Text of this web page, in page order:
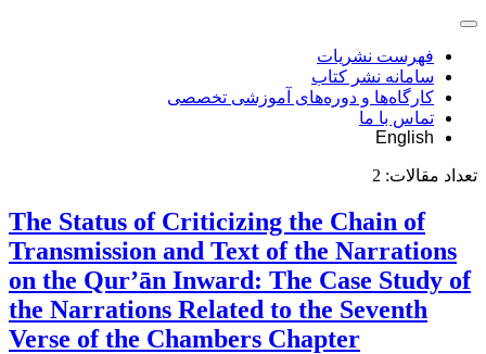
فهرست نشریات
سامانه نشر کتاب
کارگاه‌ها و دوره‌های آموزشی تخصصی
تماس با ما
English
تعداد مقالات: 2
The Status of Criticizing the Chain of
Transmission and Text of the Narrations
on the Qur’ān Inward: The Case Study of
the Narrations Related to the Seventh
Verse of the Chambers Chapter